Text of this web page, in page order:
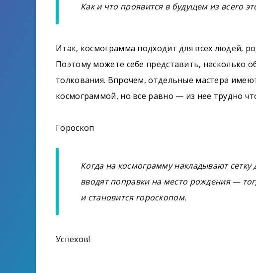
Как и что проявится в будущем из всего
Итак, космограмма подходит для всех людей,
Поэтому можете себе представить, насколько
толкования. Впрочем, отдельные мастера
космограммой, но все равно — из нее трудно
Гороскоп
Когда на космограмму накладывают
вводят поправки на место рождения —
и становится гороскопом.
Успехов!